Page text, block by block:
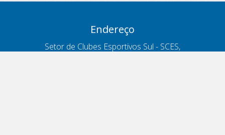
Endereço
Setor de Clubes Esportivos Sul - SCES,